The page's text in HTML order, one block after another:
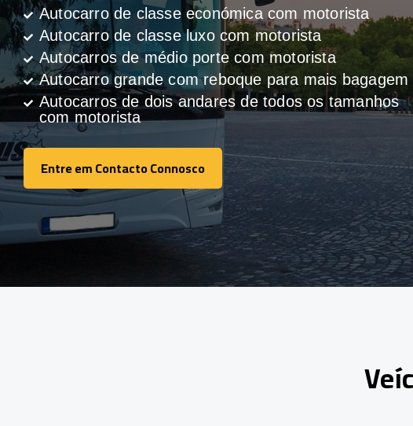
Autocarro de classe económica com motorista
Autocarro de classe luxo com motorista
Autocarros de médio porte com motorista
Autocarro grande com reboque para mais bagagem
Autocarros de dois andares de todos os tamanhos
com motorista
Entre em Contacto Connosco
Entre em Contacto Connosco